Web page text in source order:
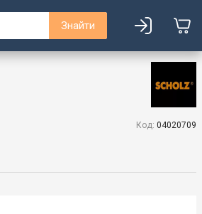
Знайти
Код: 04020709